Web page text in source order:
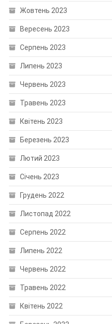
Жовтень 2023
Вересень 2023
Серпень 2023
Липень 2023
Червень 2023
Травень 2023
Квітень 2023
Березень 2023
Лютий 2023
Січень 2023
Грудень 2022
Листопад 2022
Серпень 2022
Липень 2022
Червень 2022
Травень 2022
Квітень 2022